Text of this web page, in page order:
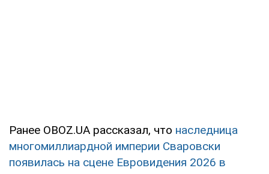
Ранее OBOZ.UA рассказал, что наследница
многомиллиардной империи Сваровски
появилась на сцене Евровидения 2026 в